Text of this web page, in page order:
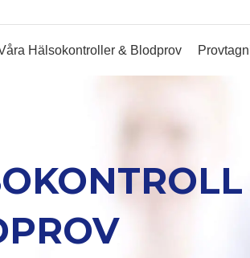
Hälsokontroller & Blodprov